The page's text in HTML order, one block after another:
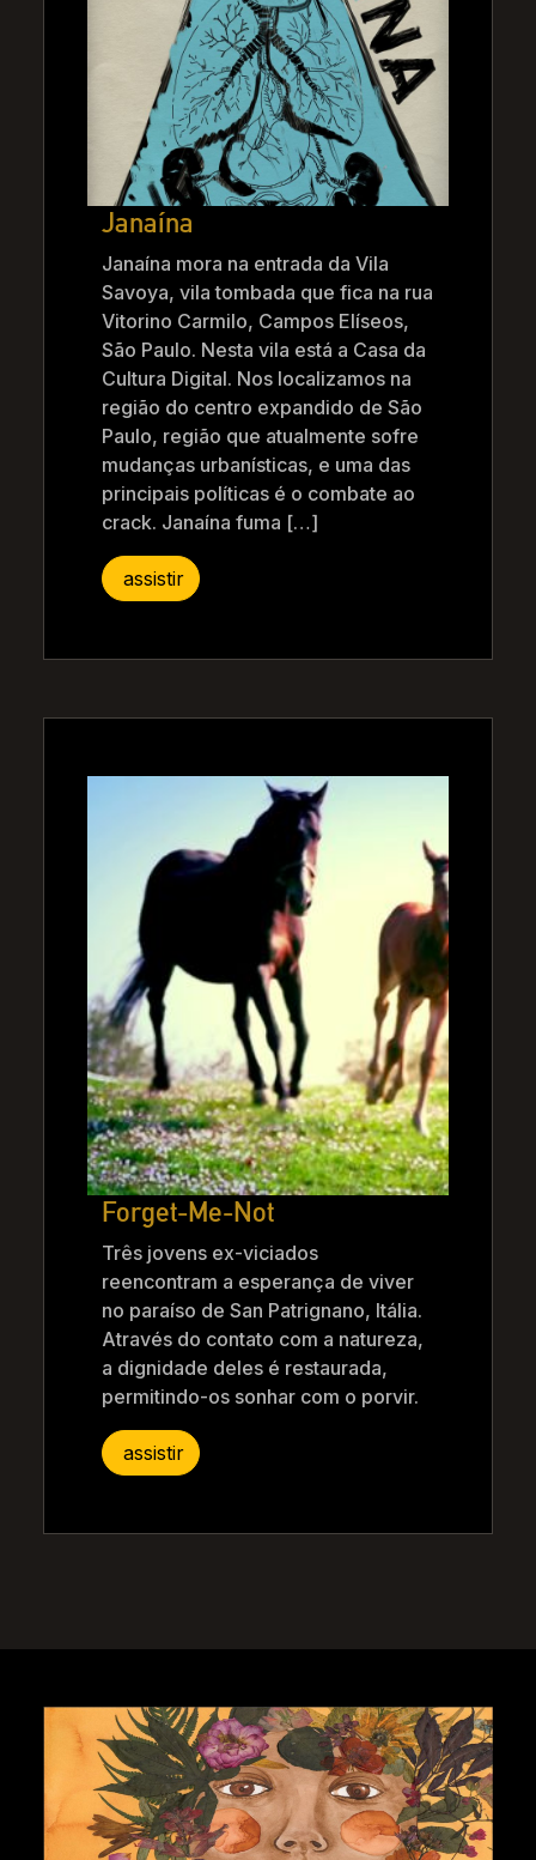
Janaína
Janaína mora na entrada da Vila
Savoya, vila tombada que fica na rua
Vitorino Carmilo, Campos Elíseos,
São Paulo. Nesta vila está a Casa da
Cultura Digital. Nos localizamos na
região do centro expandido de São
Paulo, região que atualmente sofre
mudanças urbanísticas, e uma das
principais políticas é o combate ao
crack. Janaína fuma […]
assistir
Forget-Me-Not
Três jovens ex-viciados
reencontram a esperança de viver
no paraíso de San Patrignano, Itália.
Através do contato com a natureza,
a dignidade deles é restaurada,
permitindo-os sonhar com o porvir.
assistir